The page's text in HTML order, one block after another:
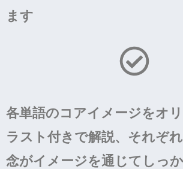
ます
各単語のコアイメージをオ
ラスト付きで解説、それぞ
念がイメージを通じてしっ